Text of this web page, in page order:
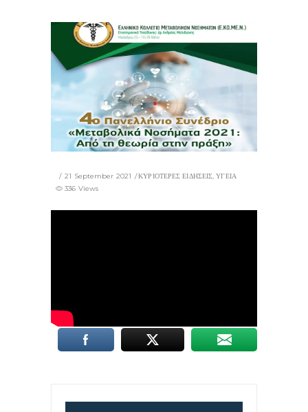
21 September 2021 ΚΥΡΙΟΤΕΡΕΣ ΕΙΔΗΣΕΙΣ,ΥΓΕΙΑ
336 Views